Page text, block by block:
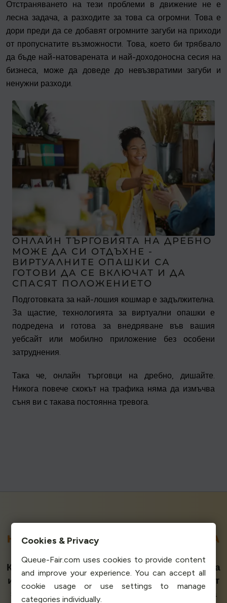
Отстраняването на тези проблеми в движение не е
лесна задача, а разходите за това са огромни. Това е
дори преди да се добавят огромните загуби на приходи
от пропуснатите възможности. Това, което би трябвало
да бъде най-натоварената и най-доходоносна сесия на
бизнеса, може да доведе до невъзвратими загуби и
ненужни разходи.
ОНЛАЙН ТЪРГОВИЯТА НА ДРЕБНО
МОЖЕ ДА СИ ОТДЪХНЕ -
ВИРТУАЛНИТЕ ОПАШКИ СА
ГОТОВИ ДА СЕ ВКЛЮЧАТ И ДА
СПАСЯТ ПОЛОЖЕНИЕТО
Подготовката за най-лошия кошмар е задължителна.
За щастие, технологията за виртуални опашки е
подредена и готова за внедряване във вашия
уебсайт или мобилно приложение без особени
затруднения.
Така че, онлайн търговци на дребно, дишайте.
Никога повече скокът на трафика няма да измъчва
съня ви с такава постоянна тревога.
НАЙ-ВИСОКО ОЦЕНЕНАТА ВИРТУАЛНА
Класиран на първо място като най-лесен за
използване. Имаме перфектния резултат от
5,0 / 5 звезди. Превъзхождаме доставчика
Cookies & Privacy
Queue-Fair.com uses cookies to provide content
and improve your experience. You can accept all
cookie usage or use settings to manage
categories individually.